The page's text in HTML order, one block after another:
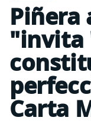
Piñera
"invita
Carta